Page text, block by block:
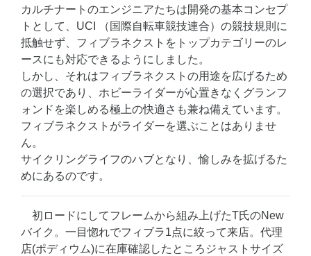
カルチナートのエンジニアたちは開発の基本コンセプ
トとして、UCI （国際自転車競技連合）の競技規則に
抵触せず、フィブラネクストをトップカテゴリーのレ
ースにも対応できるようにしました。
しかし、それはフィブラネクストの用途を広げるため
の選択であり、ホビーライダーが心置きなくグランフ
ォンドを楽しめる極上の快適さも兼ね備えています。
フィブラネクストがライダーを選ぶことはありませ
ん。
サイクリングライフのハブとなり、愉しみを拡げるた
めにあるのです。
初ロードにしてフレームから組み上げたT氏のNew
バイク。一目惚れでフィブラ1点に絞って来店。代理
店(ポディウム)に在庫確認したところジャストサイズ